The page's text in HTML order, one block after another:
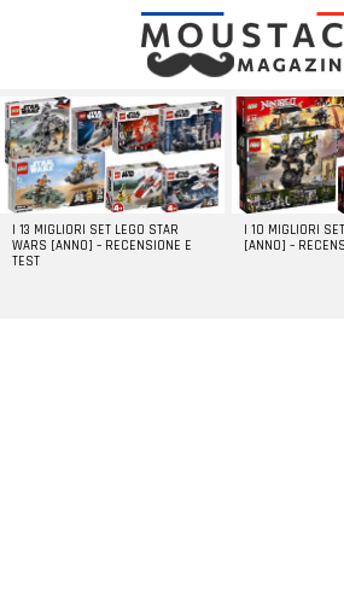
LATEST
STORIES
I 13 MIGLIORI SET LEGO STAR
WARS [ANNO] – RECENSIONE E
TEST
I 10 MIGLIORI
[ANNO] –